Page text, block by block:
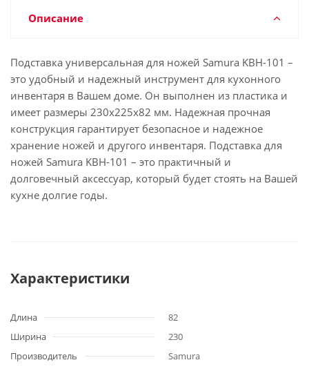
Описание
Подставка универсальная для ножей Samura KBH-101 –
это удобный и надежный инструмент для кухонного
инвентаря в Вашем доме. Он выполнен из пластика и
имеет размеры 230x225x82 мм. Надежная прочная
конструкция гарантирует безопасное и надежное
хранение ножей и другого инвентаря. Подставка для
ножей Samura KBH-101 – это практичный и
долговечный аксессуар, который будет стоять на Вашей
кухне долгие годы.
Характеристики
Длина
82
Ширина
230
Производитель
Samura